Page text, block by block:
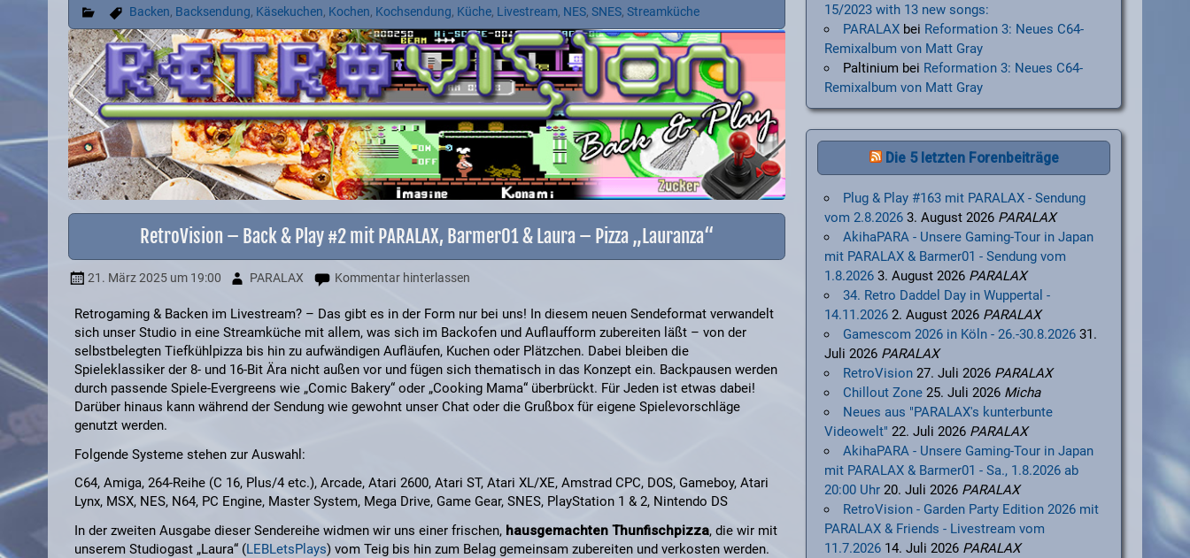
Backen, Backsendung, Käsekuchen, Kochen, Kochsendung, Küche, Livestream, NES,SNES,Streamküche
RetroVision – Back & Play #2 mit PARALAX, Barmer01 & Laura – Pizza „Lauranza“
21. März 2025um 19:00 PARALAX Kommentar hinterlassen
Retrogaming & Backen im Livestream? – Das gibt es in der Form nur bei uns! In diesem neuen Sendeformat verwandelt
sich unser Studio in eine Streamküche mit allem, was sich im Backofen und Auflaufform zubereiten läßt – von der
selbstbelegten Tiefkühlpizza bis hin zu aufwändigen Aufläufen, Kuchen oder Plätzchen. Dabei bleiben die
Spieleklassiker der 8- und 16-Bit Ära nicht außen vor und fügen sich thematisch in das Konzept ein. Backpausen werden
durch passende Spiele-Evergreens wie „Comic Bakery“ oder „Cooking Mama“ überbrückt. Für Jeden ist etwas dabei!
Darüber hinaus kann während der Sendung wie gewohnt unser Chat oder die Grußbox für eigene Spielevorschläge
genutzt werden.
Folgende Systeme stehen zur Auswahl:
C64, Amiga, 264-Reihe (C 16, Plus/4 etc.), Arcade, Atari 2600, Atari ST, Atari XL/XE, Amstrad CPC, DOS, Gameboy, Atari
Lynx, MSX, NES, N64, PC Engine, Master System, Mega Drive, Game Gear, SNES, PlayStation 1 & 2, Nintendo DS
In der zweiten Ausgabe dieser Sendereihe widmen wir uns einer frischen, hausgemachten Thunfischpizza, die wir mit
unserem Studiogast „Laura“ (LEBLetsPlays) vom Teig bis hin zum Belag gemeinsam zubereiten und verkosten werden.
15/2023 with 13 new songs:
PARALAX bei Reformation 3: Neues C64-
Remixalbum von Matt Gray
Paltinium bei Reformation 3: Neues C64-
Remixalbum von Matt Gray
Die 5 letzten Forenbeiträge
Plug & Play #163 mit PARALAX - Sendung
vom 2.8.2026 3. August 2026 PARALAX
AkihaPARA - Unsere Gaming-Tour in Japan
mit PARALAX & Barmer01 - Sendung vom
1.8.2026 3. August 2026 PARALAX
34. Retro Daddel Day in Wuppertal -
14.11.2026 2. August 2026 PARALAX
Gamescom 2026 in Köln - 26.-30.8.2026 31.
Juli 2026 PARALAX
RetroVision 27. Juli 2026 PARALAX
Chillout Zone 25. Juli 2026 Micha
Neues aus "PARALAX's kunterbunte
Videowelt" 22. Juli 2026 PARALAX
AkihaPARA - Unsere Gaming-Tour in Japan
mit PARALAX & Barmer01 - Sa., 1.8.2026 ab
20:00 Uhr 20. Juli 2026 PARALAX
RetroVision - Garden Party Edition 2026 mit
PARALAX & Friends - Livestream vom
11.7.2026 14. Juli 2026 PARALAX